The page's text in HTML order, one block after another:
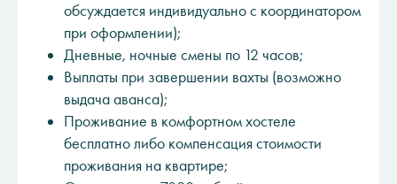
обсуждается индивидуально с координатором
при оформлении);
Дневные, ночные смены по 12 часов;
Выплаты при завершении вахты (возможно
выдача аванса);
Проживание в комфортном хостеле
бесплатно либо компенсация стоимости
проживания на квартире;